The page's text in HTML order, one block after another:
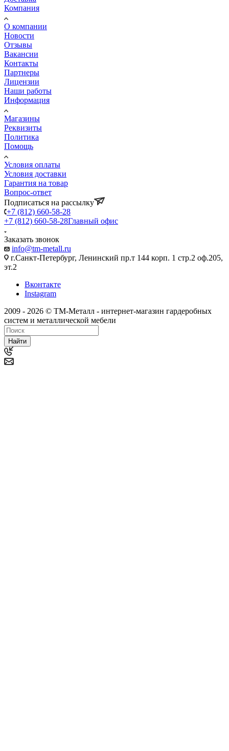
Компания
О компании
Новости
Отзывы
Вакансии
Контакты
Партнеры
Лицензии
Наши работы
Информация
Магазины
Реквизиты
Политика
Помощь
Условия оплаты
Условия доставки
Гарантия на товар
Вопрос-ответ
Подписаться на рассылку
+7 (812) 660-58-28
+7 (812) 660-58-28Главный офис
Заказать звонок
info@tm-metall.ru
г.Санкт-Петербург, Ленинский пр.т 144 корп. 1 стр.2 оф.205,
эт.2
Вконтакте
Instagram
2009 - 2026 © ТМ-Металл - интернет-магазин гардеробных
систем и металлической мебели
Найти